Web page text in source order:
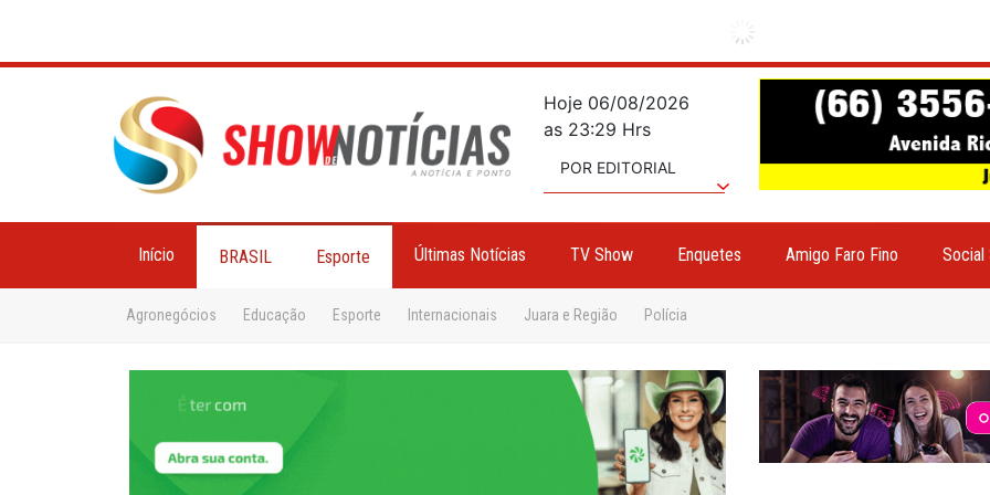
Hoje 06/08/2026
as 23:29 Hrs
POR EDITORIAL
Início BRASIL Esporte Últimas Notícias TV Show Enquetes Amigo Faro Fino Social
Agronegócios Educação Esporte Internacionais Juara e Região Polícia